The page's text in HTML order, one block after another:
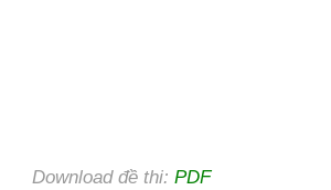
Download đề thi:PDF